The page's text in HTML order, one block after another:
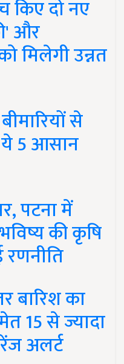
किए दो नए
और
मिलेगी उन्नत
से
5 आसान
पटना में
की कृषि
बारिश का
15 से ज्यादा
अलर्ट